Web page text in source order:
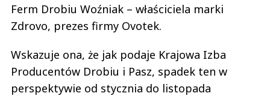
Ferm Drobiu Woźniak – właściciela marki
Zdrovo, prezes firmy Ovotek.
Wskazuje ona, że jak podaje Krajowa Izba
Producentów Drobiu i Pasz, spadek ten w
perspektywie od stycznia do listopada